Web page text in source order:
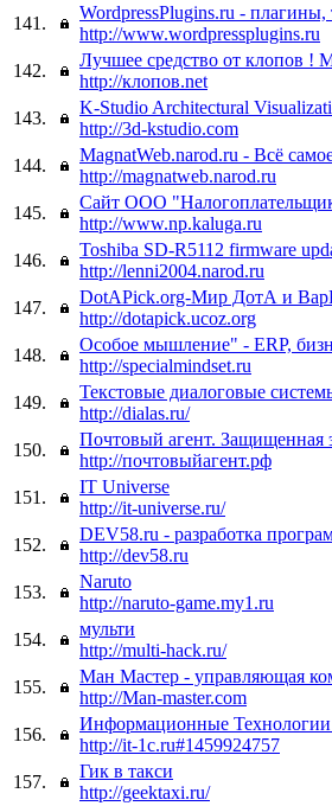
141.
WordpressPlugins.ru -
http://www.wordpressplugins.ru
142.
Лучшее средство от клопов !
http://клопов.net
143.
K-Studio Architectural
http://3d-kstudio.com
144.
МagnatWeb.narod.ru - Всё
http://magnatweb.narod.ru
145.
Сайт ООО
http://www.np.kaluga.ru
146.
Toshiba SD-R5112 firmware
http://lenni2004.narod.ru
147.
DotAPick.org-Мир ДотА и
http://dotapick.ucoz.org
148.
Особое мышление" - ERP,
http://specialmindset.ru
149.
Текстовые диалоговые
http://dialas.ru/
150.
Почтовый агент. Защищенная
http://почтовыйагент.рф
151.
IT Universe
http://it-universe.ru/
152.
DEV58.ru - разработка
http://dev58.ru
153.
Naruto
http://naruto-game.my1.ru
154.
мульти
http://multi-hack.ru/
155.
Ман Мастер - управляющая
http://Man-master.com
156.
Информационные
http://it-1c.ru#1459924757
157.
Гик в такси
http://geektaxi.ru/